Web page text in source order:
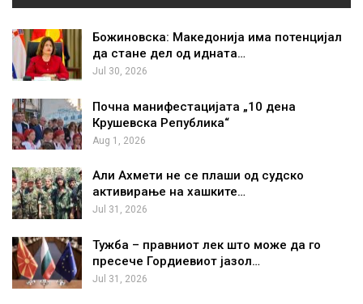
Божиновска: Македонија има потенцијал
да стане дел од идната…
Jul 30, 2026
Почна манифестацијата „10 дена
Крушевска Република“
Aug 1, 2026
Али Ахмети не се плаши од судско
активирање на хашките…
Jul 31, 2026
Тужба – правниот лек што може да го
пресече Гордиевиот јазол…
Jul 31, 2026